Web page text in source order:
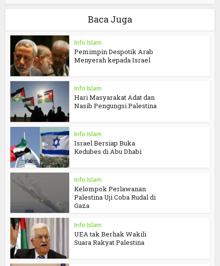
Baca Juga
Info Islam
Pemimpin Despotik Arab
Menyerah kepada Israel
Info Islam
Hari Masyarakat Adat dan
Nasib Pengungsi Palestina
Info Islam
Israel Bersiap Buka
Kedubes di Abu Dhabi
Info Islam
Kelompok Perlawanan
Palestina Uji Coba Rudal di
Gaza
Info Islam
UEA tak Berhak Wakili
Suara Rakyat Palestina